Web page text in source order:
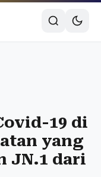
19 di
yang
JN.1 dari